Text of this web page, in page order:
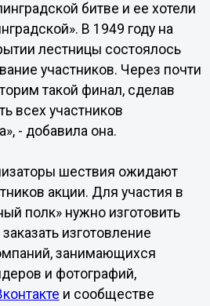
битве и ее хотели
В 1949 году на
лестницы состоялось
участников. Через почти
такой финал, сделав
всех участников
- добавила она.
шествия ожидают
акции. Для участия в
полк» нужно изготовить
изготовление
занимающихся
и фотографий,
и сообществе